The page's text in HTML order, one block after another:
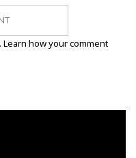
Learn how your comment